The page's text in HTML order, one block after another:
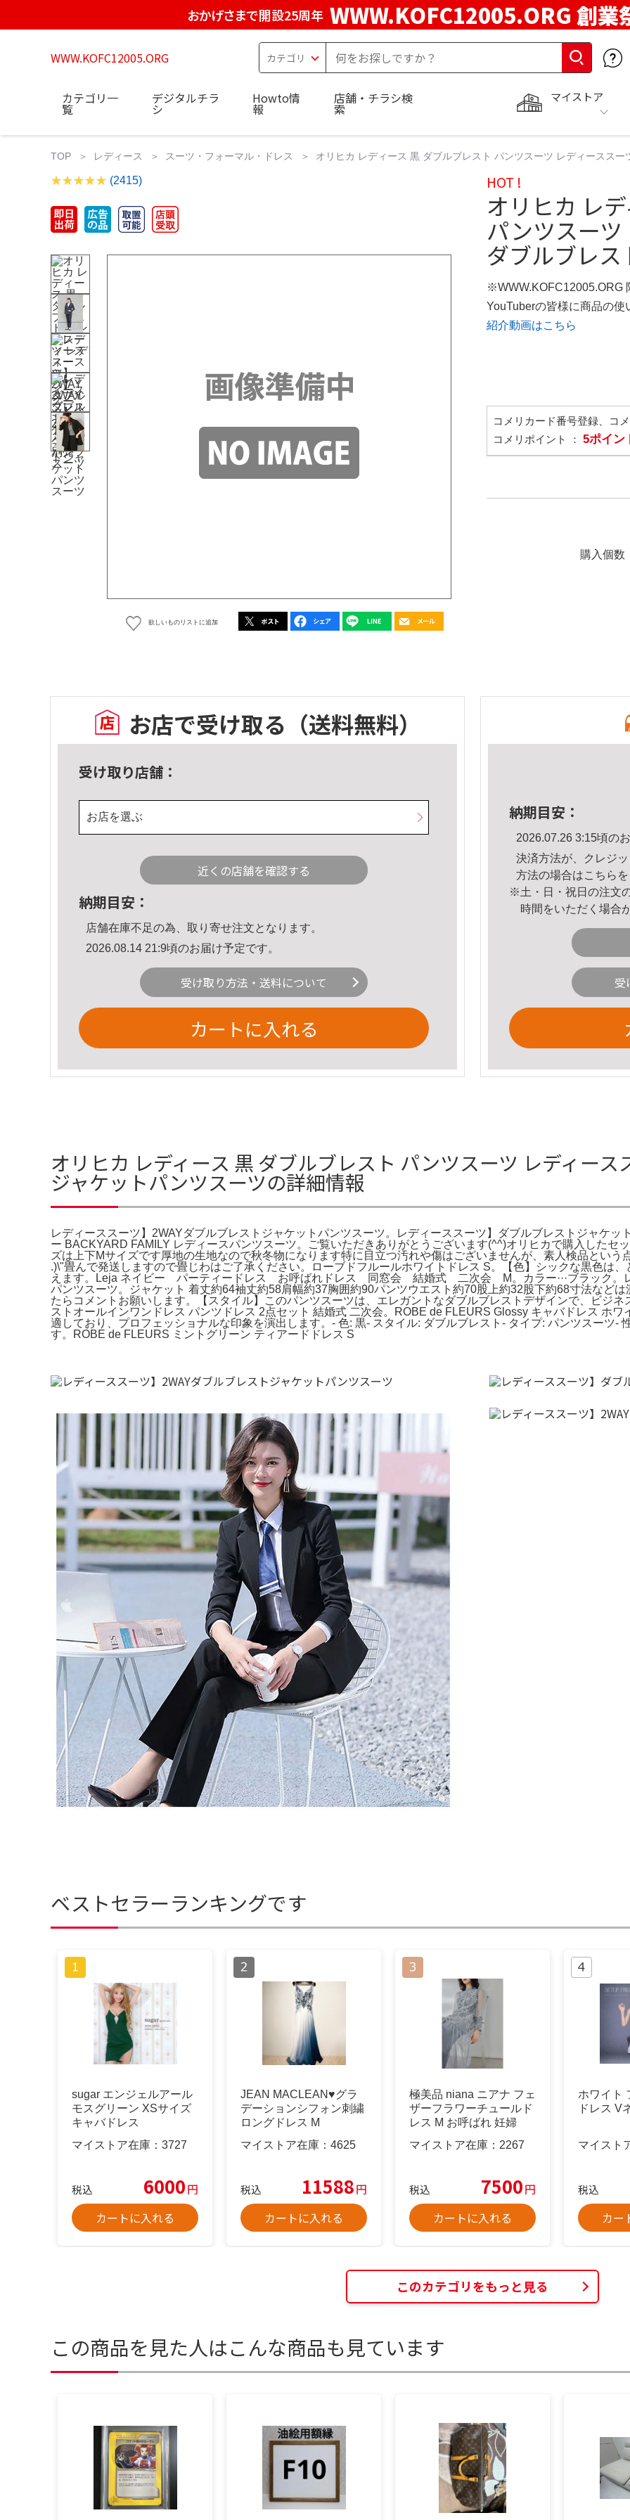
おかげさまで開設25周年 WWW.KOFC12005.ORG 創業
WWW.KOFC12005.ORG
マイストア
カテゴリ一
覧
デジタルチラ
シ
Howto情
報
店舗・チラシ検
索
TOP レディース スーツ・フォーマル・ドレス オリヒカ レディース 黒 ダブルブレスト パンツスーツ レディースス
(2415)
欲しいものリストに追加
HOT !
オリヒカ レ
パンツスーツ
ダブルブレ
※WWW.KOFC12005.ORG
YouTuberの皆様に商品の使
紹介動画はこちら
コメリカード番号登録、コ
コメリポイント ： 5ポイン
購入個数
お店で受け取る （送料無料）
受け取り店舗：
お店を選ぶ
近くの店舗を確認する
納期目安：
店舗在庫不足の為、取り寄せ注文となります。
2026.08.14 21:9頃のお届け予定です。
受け取り方法・送料について
カートに入れる
納期目安：
2026.07.26 3:15頃の
決済方法が、クレジ
方法の場合はこちら
※土・日・祝日の注文
時間をいただく場合
受
オリヒカ レディース 黒 ダブルブレスト パンツスーツ レディース
ジャケットパンツスーツの詳細情報
レディーススーツ】2WAYダブルブレストジャケットパンツスーツ。レディーススーツ】ダブルブレストジャケッ
ー BACKYARD FAMILY レディースパンツスーツ。ご覧いただきありがとうございます(^^)オリヒカで購入したセ
ズは上下Mサイズです厚地の生地なので秋冬物になります特に目立つ汚れや傷はございませんが、素人検品とい
.)\"畳んで発送しますので畳じわはご了承ください。ローブドフルールホワイトドレス S。【色】シックな黒色は
えます。Leja ネイビー パーティードレス お呼ばれドレス 同窓会 結婚式 二次会 M。カラー···ブラック。レ
パンツスーツ。ジャケット 着丈約64袖丈約58肩幅約37胸囲約90パンツウエスト約70股上約32股下約68寸法など
たらコメントお願いします。【スタイル】このパンツスーツは、エレガントなダブルブレストデザインで、ビジ
ストオールインワンドレス パンツドレス 2点セット 結婚式 二次会。ROBE de FLEURS Glossy キャバドレス ホ
適しており、プロフェッショナルな印象を演出します。- 色: 黒- スタイル: ダブルブレスト- タイプ: パンツスーツ-
す。ROBE de FLEURS ミントグリーン ティアードドレス S
ベストセラーランキングです
sugar エンジェルアール
モスグリーン XSサイズ
キャバドレス
マイストア在庫： 3727
税込 6000円
カートに入れる
JEAN MACLEAN♥️グラ
デーションシフォン刺繍
ロングドレス M
マイストア在庫： 4625
税込 11588円
カートに入れる
極美品 niana ニアナ フェ
ザーフラワーチュールド
レス M お呼ばれ 妊婦
マイストア在庫： 2267
税込 7500円
カートに入れる
ホワイト
ドレス V
マイスト
税込
カー
このカテゴリをもっと見る
この商品を見た人はこんな商品も見ています